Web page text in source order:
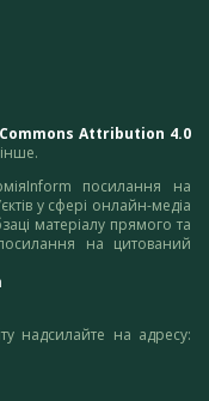
Attribution 4.0
посилання на
у сфері онлайн-медіа
матеріалу прямого та
на цитований
надсилайте на адресу: